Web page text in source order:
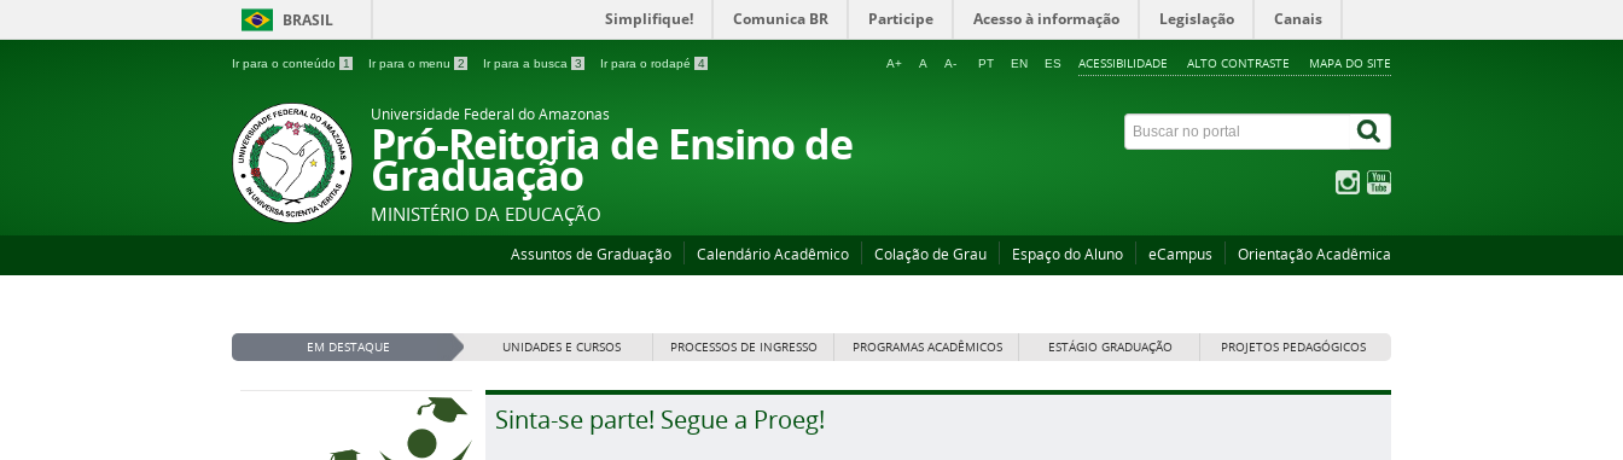
BRASIL Simplifique! Comunica BR Participe Acesso à informação Legislação Canais
Ir para o conteúdo 1 Ir para o menu 2 Ir para a busca 3 Ir para o rodapé 4 ACESSIBILIDADE ALTO CONTRASTE MAPA DO SITE
A+ A A- PT EN ES
Universidade Federal do Amazonas
Pró-Reitoria de Ensino de
Graduação
MINISTÉRIO DA EDUCAÇÃO
Assuntos de Graduação Calendário Acadêmico Colação de Grau Espaço do Aluno eCampus Orientação Acadêmica
EM DESTAQUE UNIDADES E CURSOS PROCESSOS DE INGRESSO PROGRAMAS ACADÊMICOS ESTÁGIO GRADUAÇÃO PROJETOS PEDAGÓGICOS
Sinta-se parte! Segue a Proeg!